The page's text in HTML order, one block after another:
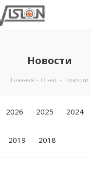
Новости
Главная - О нас - Новости
2026 2025 2024
2019 2018